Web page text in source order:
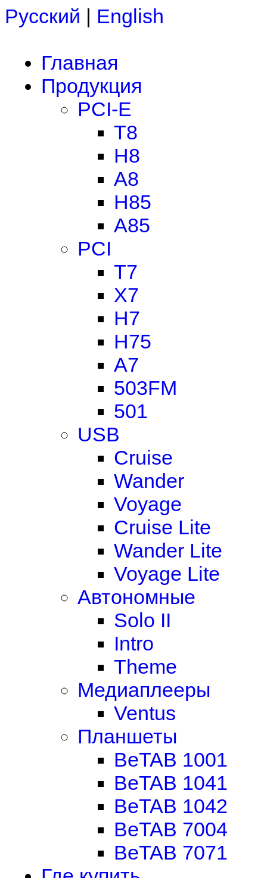
Русский | English
Главная
Продукция
PCI-E
T8
H8
A8
H85
A85
PCI
T7
X7
H7
H75
A7
503FM
501
USB
Cruise
Wander
Voyage
Cruise Lite
Wander Lite
Voyage Lite
Автономные
Solo II
Intro
Theme
Медиаплееры
Ventus
Планшеты
BeTAB 1001
BeTAB 1041
BeTAB 1042
BeTAB 7004
BeTAB 7071